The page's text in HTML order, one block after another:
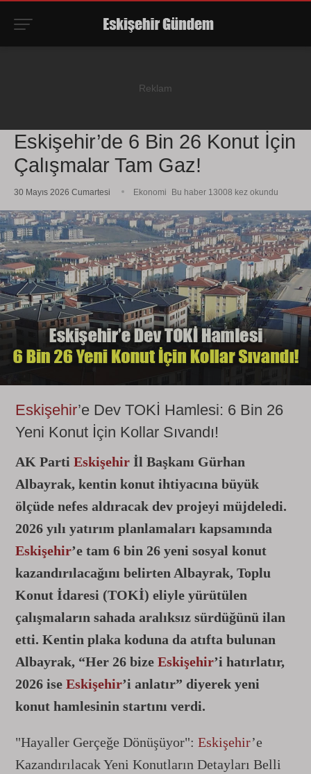
Eskişehir’de 6 Bin 26 Konut İçin
Çalışmalar Tam Gaz!
30 Mayıs 2026 Cumartesi Ekonomi Bu haber 13008 kez okundu
Eskişehir’e Dev TOKİ Hamlesi: 6 Bin 26
Yeni Konut İçin Kollar Sıvandı!
AK Parti Eskişehir İl Başkanı Gürhan
Albayrak, kentin konut ihtiyacına büyük
ölçüde nefes aldıracak dev projeyi müjdeledi.
2026 yılı yatırım planlamaları kapsamında
Eskişehir’e tam 6 bin 26 yeni sosyal konut
kazandırılacağını belirten Albayrak, Toplu
Konut İdaresi (TOKİ) eliyle yürütülen
çalışmaların sahada aralıksız sürdüğünü ilan
etti. Kentin plaka koduna da atıfta bulunan
Albayrak, “Her 26 bize Eskişehir’i hatırlatır,
2026 ise Eskişehir’i anlatır” diyerek yeni
konut hamlesinin startını verdi.
"Hayaller Gerçeğe Dönüşüyor": Eskişehir’e
Kazandırılacak Yeni Konutların Detayları Belli